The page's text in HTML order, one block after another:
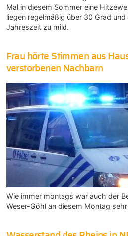
Mal in diesem Sommer eine
liegen regelmäßig über 30 Grad
Jahreszeit zu mild.
Frau hörte Stimmen aus
verstorbenen Nachbarn
Wie immer montags war auch der
Weser-Göhl an diesem Montag